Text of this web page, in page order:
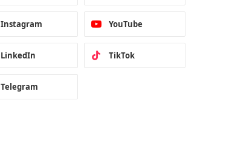
Instagram YouTube
LinkedIn TikTok
Telegram